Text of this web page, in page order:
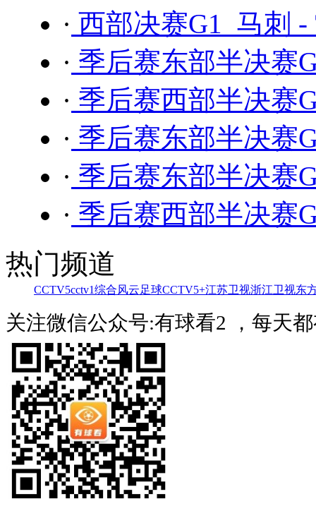
· 西部决赛G1 马刺
· 季后赛东部半决赛
· 季后赛西部半决赛
· 季后赛东部半决赛
· 季后赛东部半决赛
· 季后赛西部半决赛
热门频道
CCTV5cctv1综合风云足球CCTV5+江苏卫视浙江卫视东
关注微信公众号:有球看2 ，每天